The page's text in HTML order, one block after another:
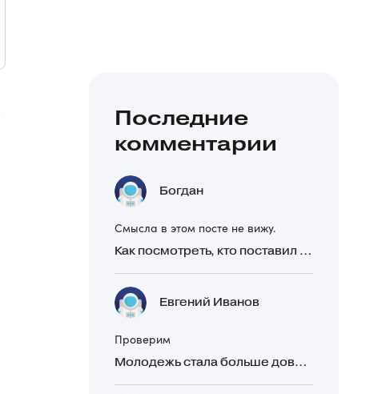
Последние
комментарии
Богдан
Смысла в этом посте не вижу.
Как посмотреть, кто поставил реакцию в Telegram
Евгений Иванов
Проверим
Молодежь стала больше доверять рекомендациям в закрытых Telegram-чатах, чем официальной рекламе